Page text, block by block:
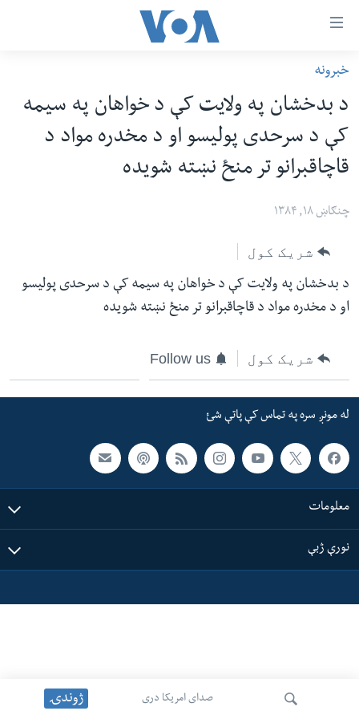
رسي
وړ
اتصالات
اصلي
ته
عمومي
لارښود
شئ
لټون
ځای
لاړ
شئ
افغانستان
سیمه
امریکا
نړۍ
ځوانان
د بیان ازادي
روغتیا
ژبې
صدای امریکا دری ژوندۍ
خبرونه
د بدخشان په ولایت کې د خواهان په سیمه
کې د سرحدی پولیسو او د مخدره مواد د
قاچاقبرانو تر منځ نښته شویده
چنګاښ ۱۸, ۱۳۸۴
شریک کول
د بدخشان په ولایت کې د خواهان په سیمه کې د سرحدی پولیسو
او د مخدره مواد د قاچاقبرانو تر منځ نښته شویده
شریک کول Follow us
له مونږ سره په تماس کې پاتې شئ
معلومات
نورې ژبې